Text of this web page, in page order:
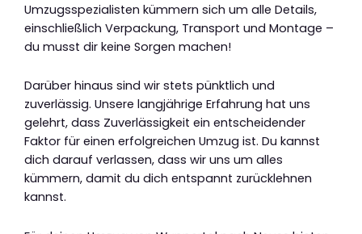
Umzugsspezialisten kümmern sich um alle Details,
einschließlich Verpackung, Transport und Montage –
du musst dir keine Sorgen machen!
Darüber hinaus sind wir stets pünktlich und
zuverlässig. Unsere langjährige Erfahrung hat uns
gelehrt, dass Zuverlässigkeit ein entscheidender
Faktor für einen erfolgreichen Umzug ist. Du kannst
dich darauf verlassen, dass wir uns um alles
kümmern, damit du dich entspannt zurücklehnen
kannst.